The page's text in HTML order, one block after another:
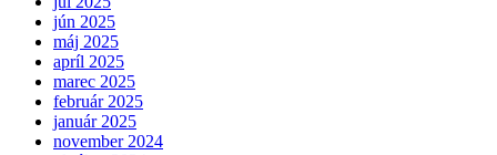
jún 2025
máj 2025
apríl 2025
marec 2025
február 2025
január 2025
november 2024